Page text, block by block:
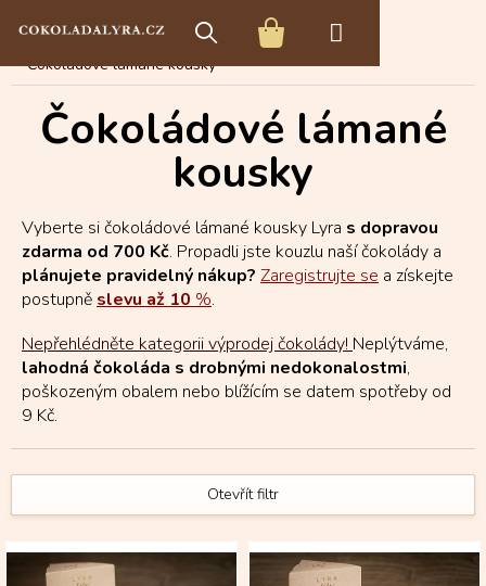
NÁKUPNÍ
KOŠÍK
E-shop s čokoládou Čokoládové speciality
Čokoládové lámané kousky
Čokoládové lámané
kousky
Vyberte si čokoládové lámané kousky Lyra s dopravou
zdarma od 700 Kč. Propadli jste kouzlu naší čokolády a
plánujete pravidelný nákup? Zaregistrujte se a získejte
postupně slevu až 10 %.
Nepřehlédněte kategorii výprodej čokolády! Neplýtváme,
lahodná čokoláda s drobnými nedokonalostmi,
poškozeným obalem nebo blížícím se datem spotřeby od
9 Kč.
Otevřít filtr
V